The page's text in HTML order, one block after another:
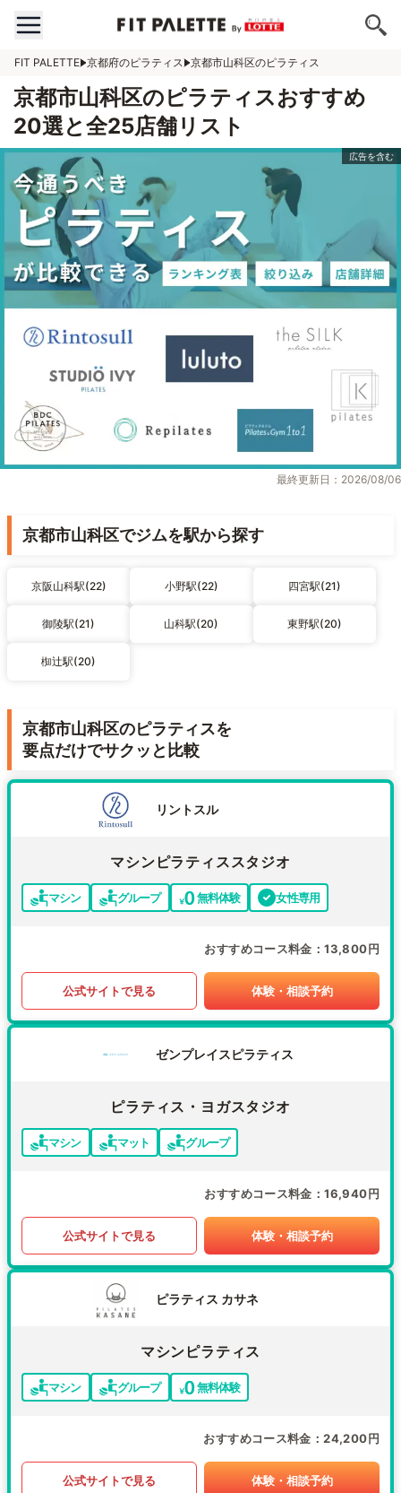
FIT PALETTE 京都府のピラティス 京都市山科区のピラティス
京都市山科区のピラティスおすすめ
20選と全25店舗リスト
最終更新日：2026/08/06
京都市山科区でジムを駅から探す
京阪山科駅(22) 小野駅(22) 四宮駅(21)
御陵駅(21) 山科駅(20) 東野駅(20)
椥辻駅(20)
京都市山科区のピラティスを
要点だけでサクッと比較
リントスル
マシンピラティススタジオ
マシン グループ 無料体験 女性専用
おすすめコース料金 13,800円
公式サイトで見る 体験・相談予約
ゼンプレイスピラティス
ピラティス・ヨガスタジオ
マシン マット グループ
おすすめコース料金 16,940円
公式サイトで見る 体験・相談予約
ピラティス カサネ
マシンピラティス
マシン グループ 無料体験
おすすめコース料金 24,200円
公式サイトで見る 体験・相談予約